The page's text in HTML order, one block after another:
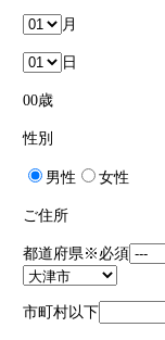
月
日
00歳
性別
男性 女性
ご住所
都道府県 ※必須
市町村以下